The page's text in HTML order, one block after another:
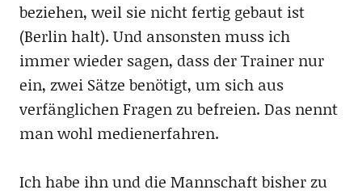
beziehen, weil sie nicht fertig gebaut ist
(Berlin halt). Und ansonsten muss ich
immer wieder sagen, dass der Trainer nur
ein, zwei Sätze benötigt, um sich aus
verfänglichen Fragen zu befreien. Das nennt
man wohl medienerfahren.
Ich habe ihn und die Mannschaft bisher zu